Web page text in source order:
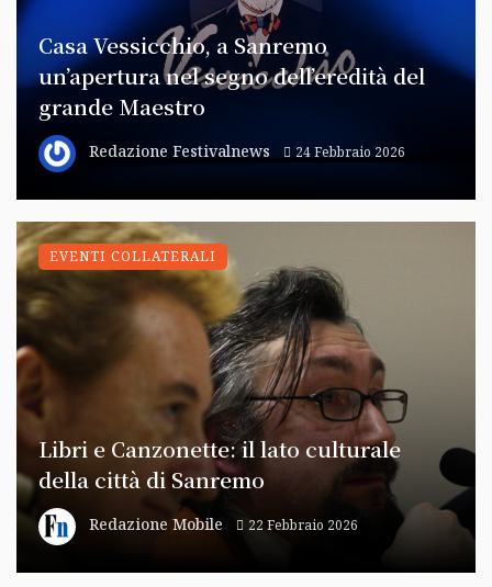
Casa Vessicchio, a Sanremo
un’apertura nel segno dell’eredità del
grande Maestro
Redazione Festivalnews 24 Febbraio 2026
Libri e Canzonette: il lato culturale
della città di Sanremo
Redazione Mobile 22 Febbraio 2026
EVENTI COLLATERALI